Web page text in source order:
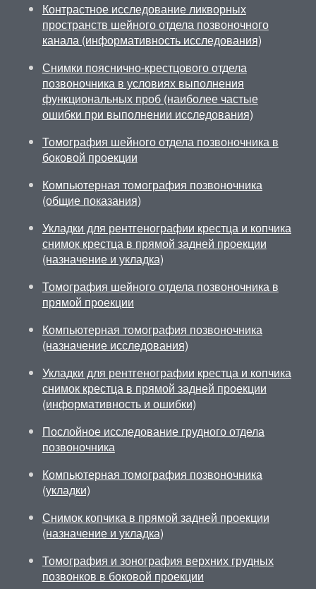
Контрастное исследование ликворных
пространств шейного отдела позвоночного
канала (информативность исследования)
Снимки пояснично-крестцового отдела
позвоночника в условиях выполнения
функциональных проб (наиболее частые
ошибки при выполнении исследования)
Томография шейного отдела позвоночника в
боковой проекции
Компьютерная томография позвоночника
(общие показания)
Укладки для рентгенографии крестца и копчика
снимок крестца в прямой задней проекции
(назначение и укладка)
Томография шейного отдела позвоночника в
прямой проекции
Компьютерная томография позвоночника
(назначение исследования)
Укладки для рентгенографии крестца и копчика
снимок крестца в прямой задней проекции
(информативность и ошибки)
Послойное исследование грудного отдела
позвоночника
Компьютерная томография позвоночника
(укладки)
Снимок копчика в прямой задней проекции
(назначение и укладка)
Томография и зонография верхних грудных
позвонков в боковой проекции